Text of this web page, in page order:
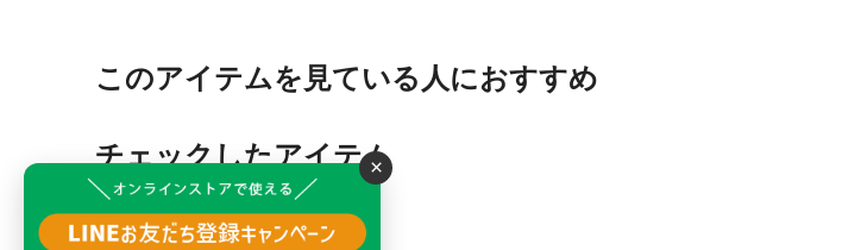
×
このアイテムを見ている人におすすめ
チェックしたアイテム